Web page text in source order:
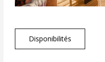
Disponibilités